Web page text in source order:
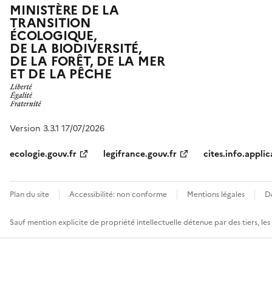
MINISTÈRE DE LA
TRANSITION
ÉCOLOGIQUE,
DE LA BIODIVERSITÉ,
DE LA FORÊT, DE LA MER
ET DE LA PÊCHE
Version 3.3.1 17/07/2026
ecologie.gouv.fr
legifrance.gouv.fr
Plan du site Accessibilité: non conforme Mentions légales
Sauf mention explicite de propriété intellectuelle détenue par des tiers,